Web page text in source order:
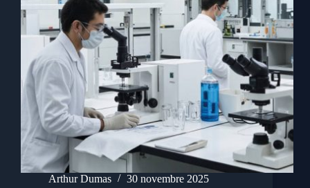
Arthur Dumas 30 novembre 2025